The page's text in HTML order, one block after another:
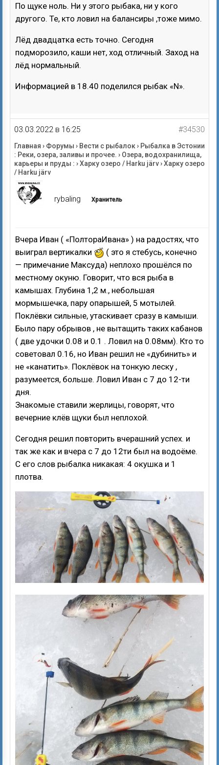
По щуке ноль. Ни у этого рыбака, ни у кого
другого. Те, кто ловил на балансиры ,тоже мимо.
Лёд двадцатка есть точно. Сегодня
подморозило, каши нет, ход отличный. Заход на
лёд нормальный.
Информацией в 18.40 поделился рыбак «N».
03.03.2022 в 16:25 #34530
Главная › Форумы › Вести с рыбалок› Рыбалка в Эстонии
: Реки, озера, заливы и прочее. › Озера, водохранилища,
карьеры и пруды : ›Харку озеро / Harku järv›Харку озеро
/ Harku järv
rybaling Хранитель
Вчера Иван ( «ПолтораИвана» ) на радостях, что
выиграл вертикалки
( это я стебусь, конечно
— примечание Максуда) неплохо прошёлся по
местному окуню. Говорит, что вся рыба в
камышах. Глубина 1,2 м., небольшая
мормышечка, пару опарышей, 5 мотылей.
Поклёвки сильные, утаскивает сразу в камыши.
Было пару обрывов , не вытащить таких кабанов
( две удочки 0.08 и 0.1 . Ловил на 0.08мм). Кто то
советовал 0.16, но Иван решил не «дубинить» и
не «канатить». Поклёвок на тонкую леску ,
разумеется, больше. Ловил Иван с 7 до 12-ти
дня.
Знакомые ставили жерлицы, говорят, что
вечерние клёв щуки был неплохой.
Сегодня решил повторить вчерашний успех. и
так же как и вчера с 7 до 12ти был на водоёме.
С его слов рыбалка никакая: 4 окушка и 1
плотва.